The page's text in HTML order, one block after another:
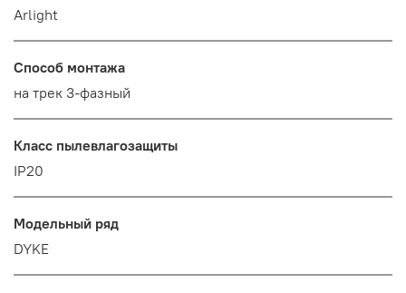
Arlight
Способ монтажа
на трек 3-фазный
Класс пылевлагозащиты
IP20
Модельный ряд
DYKE